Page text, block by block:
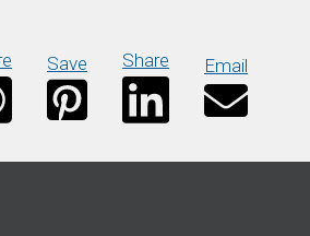
Save Share Email